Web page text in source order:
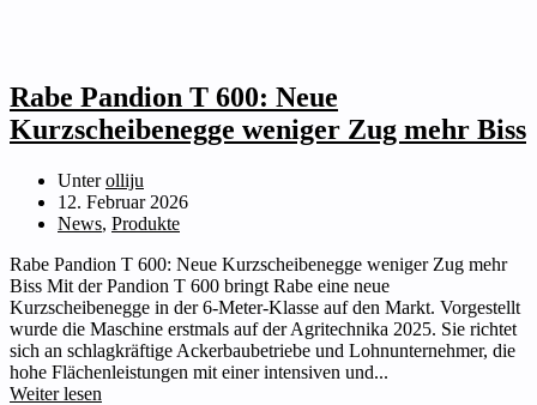
Rabe Pandion T 600: Neue
Kurzscheibenegge weniger Zug mehr Biss
Unter olliju
12. Februar 2026
News, Produkte
Rabe Pandion T 600: Neue Kurzscheibenegge weniger Zug mehr
Biss Mit der Pandion T 600 bringt Rabe eine neue
Kurzscheibenegge in der 6-Meter-Klasse auf den Markt. Vorgestellt
wurde die Maschine erstmals auf der Agritechnika 2025. Sie richtet
sich an schlagkräftige Ackerbaubetriebe und Lohnunternehmer, die
hohe Flächenleistungen mit einer intensiven und...
Weiter lesen